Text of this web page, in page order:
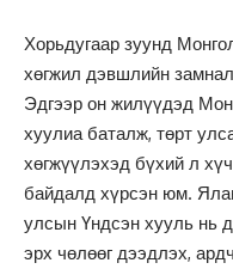
Хорьдугаар зуунд
хөгжил дэвшлийн
Эдгээр он жилүүдэд
хуулиа баталж, төрт
хөгжүүлэхэд бүхий л
байдалд хүрсэн юм.
улсын Үндсэн хууль нь
эрх чөлөөг дээдлэх,